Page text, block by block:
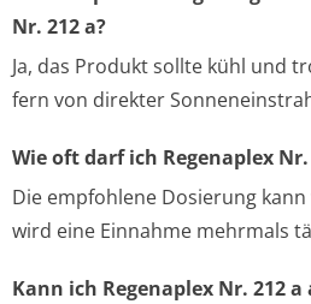
Nr. 212 a?
Ja, das Produkt sollte kühl und
fern von direkter
Wie oft darf ich Regenaplex
Die empfohlene Dosierung
wird eine Einnahme mehrmals
Kann ich Regenaplex Nr. 212